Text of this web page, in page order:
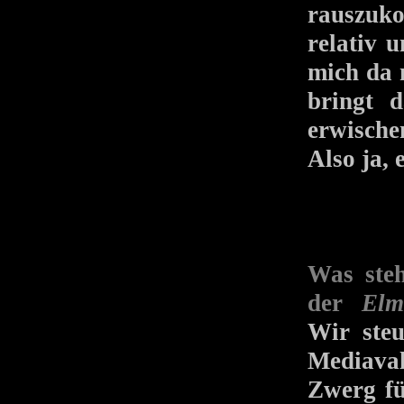
relativ
mich da
bringt
Also ja,
Was
der
Wir
Zwerg